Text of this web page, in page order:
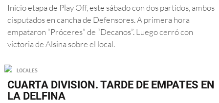
Inicio etapa de Play Off, este sábado con dos partidos, ambos
disputados en cancha de Defensores. A primera hora
empataron “Próceres” de “Decanos”. Luego cerró con
victoria de Alsina sobre el local.
LOCALES
CUARTA DIVISION. TARDE DE EMPATES EN
LA DELFINA